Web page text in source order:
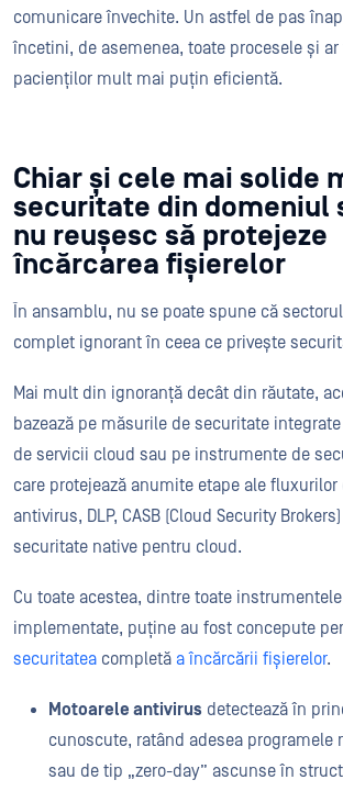
comunicare învechite. Un astfel de pas
încetini, de asemenea, toate procesele și
pacienților mult mai puțin eficientă.
Chiar și cele mai solide
securitate din domeniul
nu reușesc să protejeze
încărcarea fișierelor
În ansamblu, nu se poate spune că
complet ignorant în ceea ce privește
Mai mult din ignoranță decât din răutate,
bazează pe măsurile de securitate
de servicii cloud sau pe instrumente de
care protejează anumite etape ale
antivirus, DLP, CASB (Cloud Security
securitate native pentru cloud.
Cu toate acestea, dintre toate
implementate, puține au fost concepute
securitatea completă a încărcării fișierelor.
Motoarele antivirus detectează în
cunoscute, ratând adesea programele
sau de tip „zero-day” ascunse în